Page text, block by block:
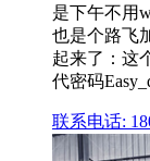
是下午不用
也是个路飞
起来了：这
代密码
联系电话: